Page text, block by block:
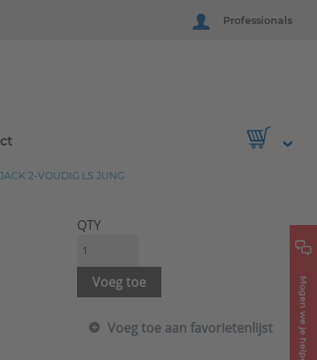
Professionals
Mogen we je helpen?
2-VOUDIG LS JUNG
QTY
Voeg toe
Voeg toe aan favorietenlijst